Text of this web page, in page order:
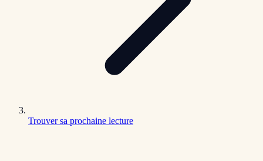
Trouver sa prochaine lecture